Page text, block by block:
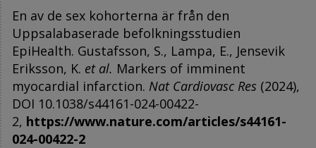
En av de sex kohorterna är från den
Uppsalabaserade befolkningsstudien
EpiHealth. Gustafsson, S., Lampa, E., Jensevik
Eriksson, K. et al. Markers of imminent
myocardial infarction. Nat Cardiovasc Res (2024),
DOI 10.1038/s44161-024-00422-
2, https://www.nature.com/articles/s44161-
024-00422-2